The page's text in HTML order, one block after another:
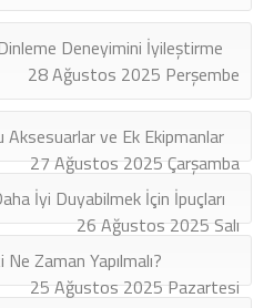
Deneyimini İyileştirme
28 Ağustos 2025 Perşembe
Aksesuarlar ve Ek Ekipmanlar
27 Ağustos 2025 Çarşamba
İyi Duyabilmek İçin İpuçları
26 Ağustos 2025 Salı
Zaman Yapılmalı?
25 Ağustos 2025 Pazartesi